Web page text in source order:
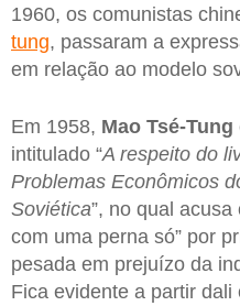
1960, os comunistas
tung, passaram a
em relação ao modelo
Em 1958, Mao Tsé-Tung
intitulado “A respeito do
Problemas Econômicos
Soviética”, no qual acusa
com uma perna só” por
pesada em prejuízo da
Fica evidente a partir